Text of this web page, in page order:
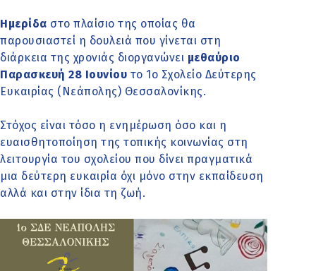
Ημερίδα στο πλαίσιο της οποίας θα
παρουσιαστεί η δουλειά που γίνεται στη
διάρκεια της χρονιάς διοργανώνει μεθαύριο
Παρασκευή 28 Ιουνίου το 1ο Σχολείο Δεύτερης
Ευκαιρίας (Νεάπολης) Θεσσαλονίκης.
Στόχος είναι τόσο η ενημέρωση όσο και η
ευαισθητοποίηση της τοπικής κοινωνίας στη
λειτουργία του σχολείου που δίνει πραγματικά
μια δεύτερη ευκαιρία όχι μόνο στην εκπαίδευση
αλλά και στην ίδια τη ζωή.